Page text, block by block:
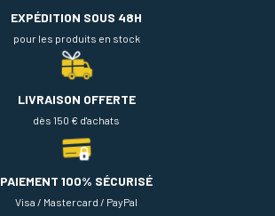
EXPÉDITION SOUS 48H
pour les produits en stock
LIVRAISON OFFERTE
dès 150 € d'achats
PAIEMENT 100% SÉCURISÉ
Visa / Mastercard / PayPal